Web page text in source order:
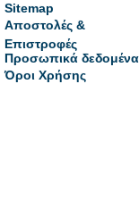
Sitemap
Αποστολές &
Επιστροφές
Προσωπικά δεδομένα
Όροι Χρήσης